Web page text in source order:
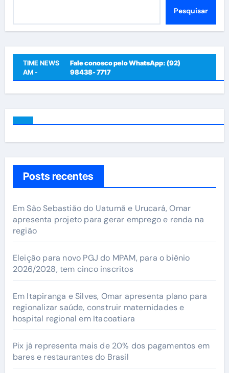
Pesquisar
TIME NEWS
AM -
Fale conosco pelo WhatsApp: (92)
98438- 7717
Posts recentes
Em São Sebastião do Uatumã e Urucará, Omar
apresenta projeto para gerar emprego e renda na
região
Eleição para novo PGJ do MPAM, para o biênio
2026/2028, tem cinco inscritos
Em Itapiranga e Silves, Omar apresenta plano para
regionalizar saúde, construir maternidades e
hospital regional em Itacoatiara
Pix já representa mais de 20% dos pagamentos em
bares e restaurantes do Brasil